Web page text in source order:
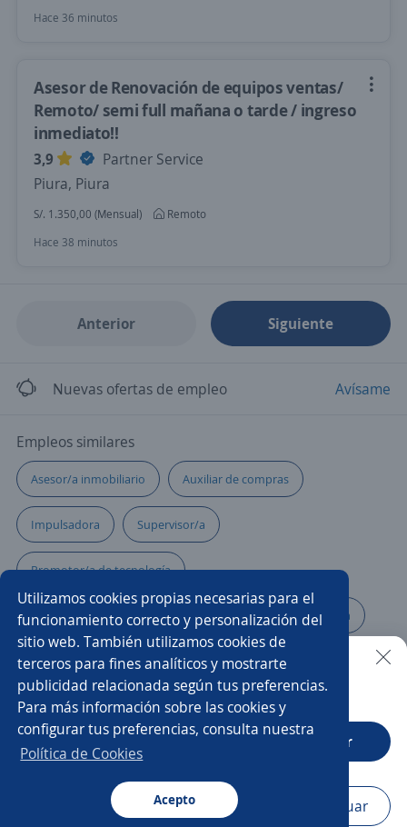
Hace 36 minutos
Asesor de Renovación de equipos ventas/
Remoto/ semi full mañana o tarde / ingreso
inmediato!!
3,9
Partner Service
Piura, Piura
S/. 1.350,00 (Mensual)
Remoto
Hace 38 minutos
Anterior Siguiente
Nuevas ofertas de empleo Avísame
Empleos similares
Asesor/a inmobiliario Auxiliar de compras
Impulsadora Supervisor/a
Promotor/a de tecnología
Asesor/a comercial punto de venta Promotor de ruta
Promotor/a eventual Promotor/a de campo
Atención al cliente Asistente de ventas
Representante de ventas
Promotor/a mercaderista Coordinador/a de ventas
Buscar es más fácil en la app
CT App Abrir
Navegador Continuar
Utilizamos cookies propias necesarias para el
funcionamiento correcto y personalización del
sitio web. También utilizamos cookies de
terceros para fines analíticos y mostrarte
publicidad relacionada según tus preferencias.
Para más información sobre las cookies y
configurar tus preferencias, consulta nuestra
Política de Cookies
Acepto